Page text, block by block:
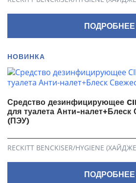
ПОДРОБНЕЕ
НОВИНКА
Средство дезинфицирующее
для туалета Анти-налет+Блеск
(ПЭУ)
RECKITT BENCKISER/HYGIENE
ПОДРОБНЕЕ